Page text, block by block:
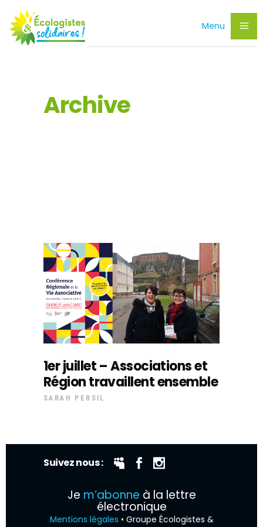
Menu
Archive
1er juillet – Associations et
Région travaillent ensemble
SARAH PERSIL
Suivez nous :
Je m’abonne à la lettre
électronique
Mentions légales • Groupe Écologistes &